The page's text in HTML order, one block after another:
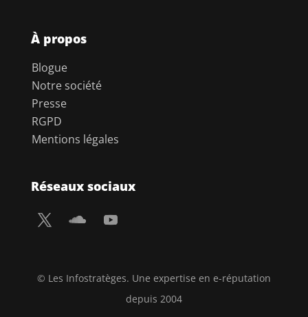
À propos
Blogue
Notre société
Presse
RGPD
Mentions légales
Réseaux sociaux
© Les Infostratèges. Une expertise en e-réputation
depuis 2004